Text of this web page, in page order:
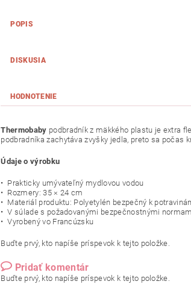
POPIS
DISKUSIA
HODNOTENIE
Thermobaby podbradník z mäkkého plastu je extra
podbradníka zachytáva zvyšky jedla, preto sa počas
Údaje o výrobku
• Prakticky umývateľný mydlovou vodou
• Rozmery: 35 × 24 cm
• Materiál produktu: Polyetylén bezpečný k
• V súlade s požadovanými bezpečnostnými
• Vyrobený vo Francúzsku
Buďte prvý, kto napíše príspevok k tejto položke.
Pridať komentár
Buďte prvý, kto napíše príspevok k tejto položke.